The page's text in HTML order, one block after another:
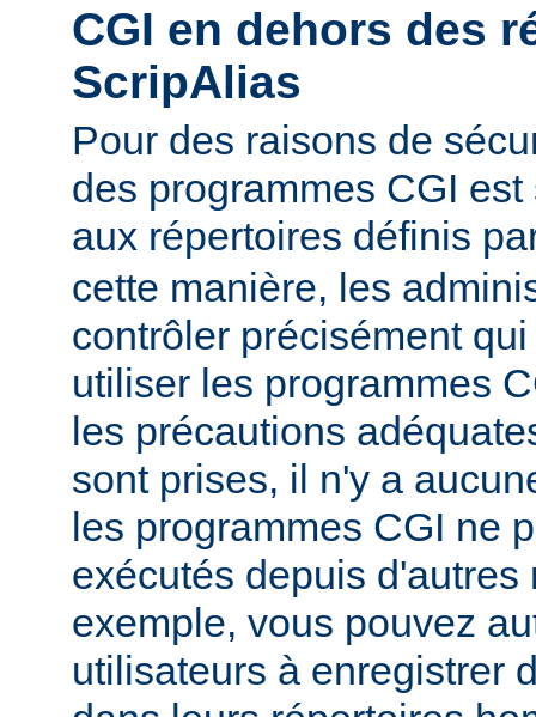
CGI en dehors des
ScripAlias
Pour des raisons de
des programmes CGI
aux répertoires définis
cette manière, les
contrôler précisément
utiliser les programmes
les précautions
sont prises, il n'y a
les programmes CGI ne
exécutés depuis d'autres
exemple, vous pouvez
utilisateurs à enregistrer